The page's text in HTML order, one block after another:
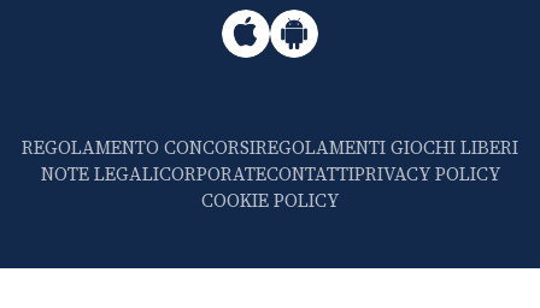
REGOLAMENTO CONCORSIREGOLAMENTI GIOCHI LIBERI
NOTE LEGALICORPORATECONTATTIPRIVACY POLICY
COOKIE POLICY